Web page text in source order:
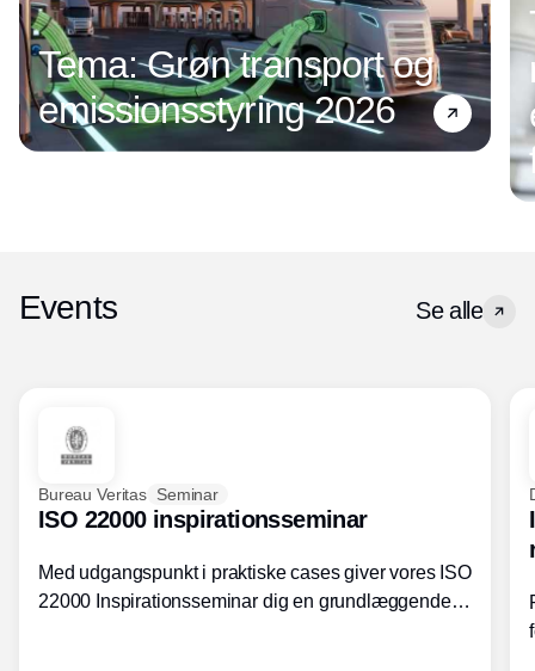
Tema: Grøn transport og
emissionsstyring 2026
Events Se alle
Bureau Veritas Seminar
ISO 22000 inspirationsseminar
Med udgangspunkt i praktiske cases giver vores ISO
22000 Inspirationsseminar dig en grundlæggende